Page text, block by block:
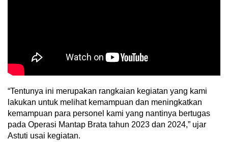
“Tentunya ini merupakan rangkaian kegiatan yang kami
lakukan untuk melihat kemampuan dan meningkatkan
kemampuan para personel kami yang nantinya bertugas
pada Operasi Mantap Brata tahun 2023 dan 2024,” ujar
Astuti usai kegiatan.